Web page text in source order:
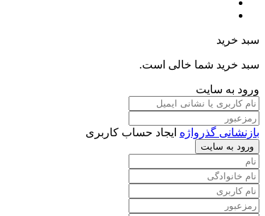
سبد خرید
سبد خرید شما خالی است.
ورود به سایت
بازنشانی گذرواژه ایجاد حساب کاربری
ورود به سایت